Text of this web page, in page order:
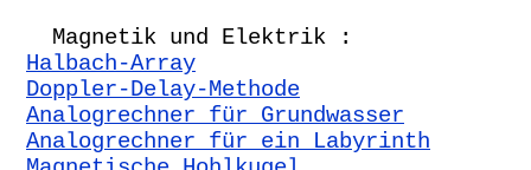
Magnetik und Elektrik :
Halbach-Array
Doppler-Delay-Methode
Analogrechner für Grundwasser
Analogrechner für ein Labyrinth